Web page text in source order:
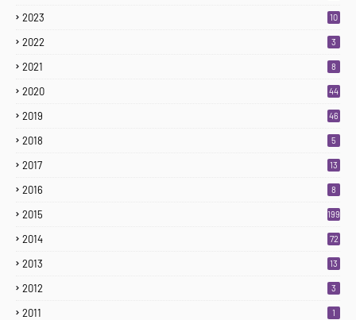
2023 10
2022 3
2021 8
2020 44
2019 46
2018 5
2017 13
2016 8
2015 199
2014 72
2013 13
2012 3
2011 1